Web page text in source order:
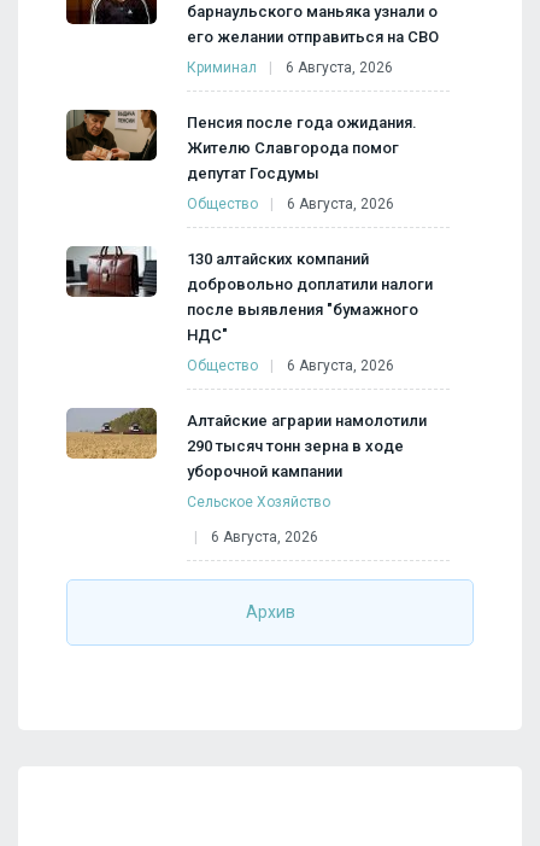
барнаульского маньяка узнали о
его желании отправиться на СВО
Криминал 6 Августа, 2026
Пенсия после года ожидания.
Жителю Славгорода помог
депутат Госдумы
Общество 6 Августа, 2026
130 алтайских компаний
добровольно доплатили налоги
после выявления "бумажного
НДС"
Общество 6 Августа, 2026
Алтайские аграрии намолотили
290 тысяч тонн зерна в ходе
уборочной кампании
Сельское Хозяйство
6 Августа, 2026
Архив